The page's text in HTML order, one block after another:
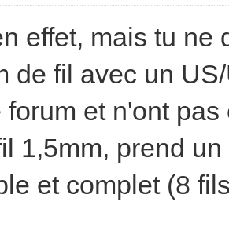
effet, mais tu
de fil avec un
forum et n'ont
1,5mm, prend
et complet (8